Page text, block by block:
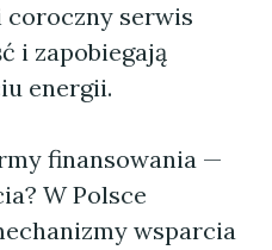
serwis
i zapobiegają
energii.
finansowania —
W Polsce
wsparcia